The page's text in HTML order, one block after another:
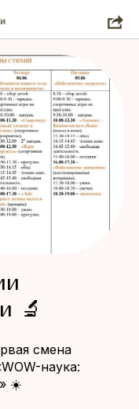
🔬
смена
наука:
☀️